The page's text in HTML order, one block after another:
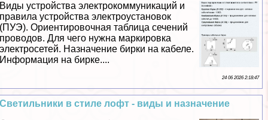
Виды устройства электрокоммуникаций и
правила устройства электроустановок
(ПУЭ). Ориентировочная таблица сечений
проводов. Для чего нужна маркировка
электросетей. Назначение бирки на кабеле.
Информация на бирке....
24 06 2026 2:18:47
Светильники в стиле лофт - виды и назначение